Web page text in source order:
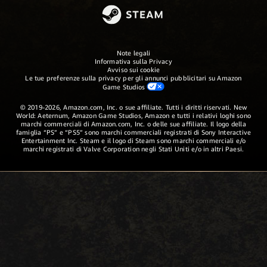
Note legali
Informativa sulla Privacy
Avviso sui cookie
Le tue preferenze sulla privacy per gli annunci pubblicitari su Amazon
Game Studios
© 2019-2026, Amazon.com, Inc. o sue affiliate. Tutti i diritti riservati. New
World: Aeternum, Amazon Game Studios, Amazon e tutti i relativi loghi sono
marchi commerciali di Amazon.com, Inc. o delle sue affiliate. Il logo della
famiglia “PS” e “PS5” sono marchi commerciali registrati di Sony Interactive
Entertainment Inc. Steam e il logo di Steam sono marchi commerciali e/o
marchi registrati di Valve Corporation negli Stati Uniti e/o in altri Paesi.